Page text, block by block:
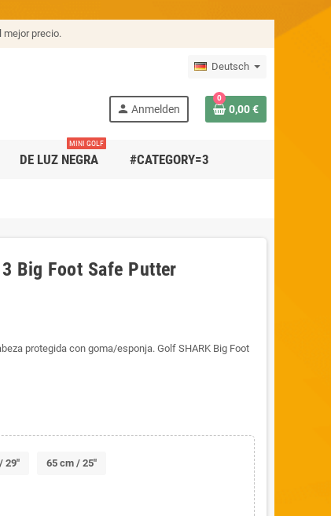
mejor precio.
Deutsch
person Anmelden
0
0,00 €
DE LUZ NEGRA
MINI GOLF
#CATEGORY=3
Big Foot Safe Putter
protegida con goma/esponja. Golf SHARK Big Foot
29" 65 cm / 25"